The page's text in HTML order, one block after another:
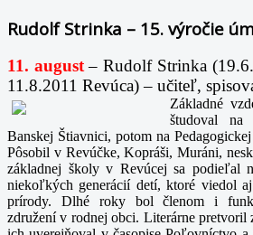
Rudolf Strinka – 15. výročie
11. august – Rudolf Strinka
11.8.2011 Revúca) – učiteľ,
Základné
študoval
Banskej Štiavnici, potom na
Pôsobil v Revúčke, Kopráši, Muráni,
základnej školy v Revúcej sa podieľal
niekoľkých generácií detí, ktoré viedol
prírody. Dlhé roky bol členom i
združení v rodnej obci. Literárne pretvoril